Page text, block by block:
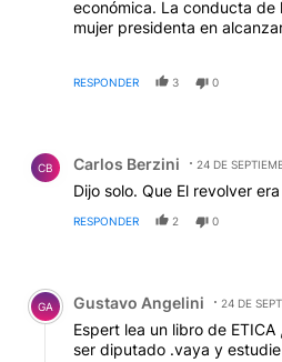
económica. La conducta de
mujer presidenta en
sido ... Fernández de
líder peronista «es bipolar,
frontal bilateral, padece el
evento? ¿Serán todos de
vinieron sólo por el aloz (sic)
Cámpora (organización
RESPONDER 3 0
CB Carlos Berzini 24 DE
Dijo solo. Que El revolver
RESPONDER 2 0
Comentario de Gustavo
GA Gustavo Angelini 24 DE
Espert lea un libro de
ser diputado .vaya y